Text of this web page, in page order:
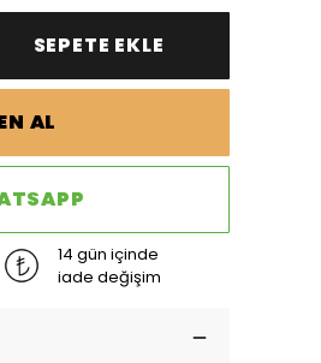
SEPETE EKLE
AL
14 gün içinde
iade değişim